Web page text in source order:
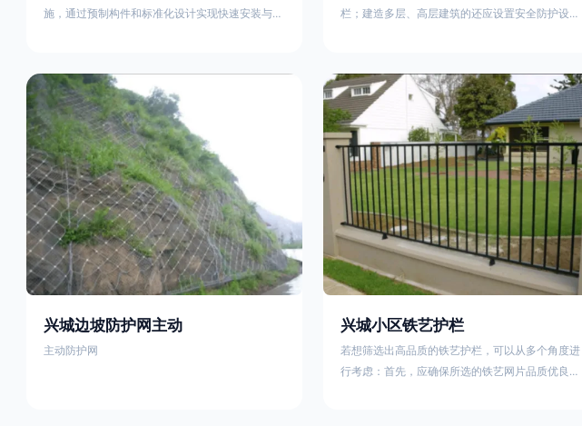
施，通过预制构件和标准化设计实现快速安装与重
管立柱）与镀锌钢板、彩钢板等面板组合而成，通
过斜拉撑、横撑加强筋等部件增强整体稳定性立柱
规格：通常为100×100mm或120×120mm方管，壁
厚2.5-3.0mm；面板采用0.5-0.9mm镀锌板轧折成
型连接方式：采用C型
栏；建造多层、高层建筑的还应设置安全防护设
在其他路段设置的围栏，其高度不得低于1.8m。2.
围档使用的材料应保证围栏稳固、整洁、美观。市
政工程项目工地，可按工程进度分段设置围栏或按
规定使用统一的连续性护栏设施。施工单位不得在
工地围栏外堆放建筑材料、垃圾和工程渣土。在
兴城边坡防护网主动
主动防护网
兴城小区铁艺护栏
若想筛选出高品质的铁艺护栏，可以从多个角度进
行考虑：首先，应确保所选的铁艺网片品质优良，